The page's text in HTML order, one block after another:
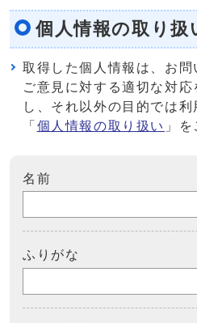
個人情報の取り扱
取得した個人情報は、お問
ご意見に対する適切な対
し、それ以外の目的では
「 個人情報の取り扱い 」
名前
ふりがな